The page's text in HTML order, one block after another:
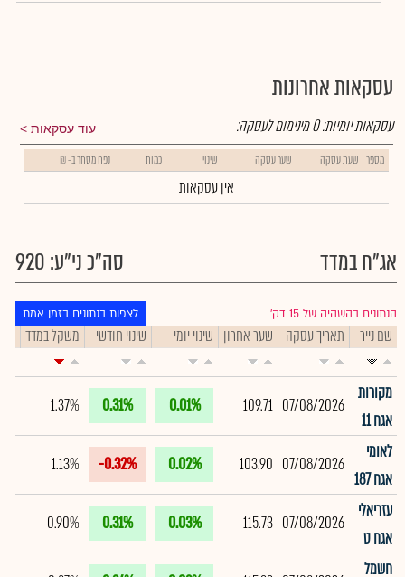
עסקאות אחרונות
עוד עסקאות עסקאות יומיות:0מינימום לעסקה:
מספר שעת עסקה שער עסקה שינוי כמות נפח מסחר ב- ₪
אין עסקאות
אג"ח במדד סה"כ ני"ע: 920
הנתונים בהשהיה של 15 דק׳ לצפות בנתונים בזמן אמת
שם נייר תאריך עסקה שער אחרון שינוי יומי שינוי חודשי משקל במדד
מקורות
אגח 11
07/08/2026
109.71
0.01%
0.31%
1.37%
לאומי
אגח 187
07/08/2026
103.90
0.02%
-0.32%
1.13%
עזריאלי
אגח ט
07/08/2026
115.73
0.03%
0.31%
0.90%
חשמל